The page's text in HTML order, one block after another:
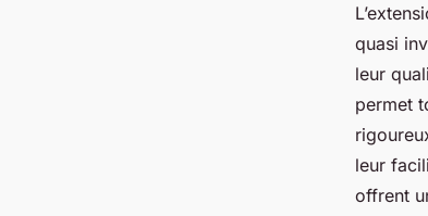
quasi
leur
permet
leur
offrent